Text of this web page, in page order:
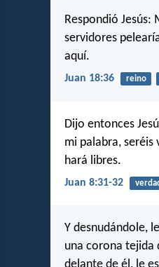
Respondió
servidores
aquí.
Juan 18:36 reino
Dijo entonces
mi palabra, seréis
hará libres.
Juan 8:31-32
Y desnudándole,
una corona tejida